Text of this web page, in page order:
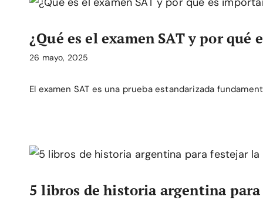
¿Qué es el examen SAT y por
26 mayo, 2025
El examen SAT es una prueba estandarizada
5 libros de historia argentina